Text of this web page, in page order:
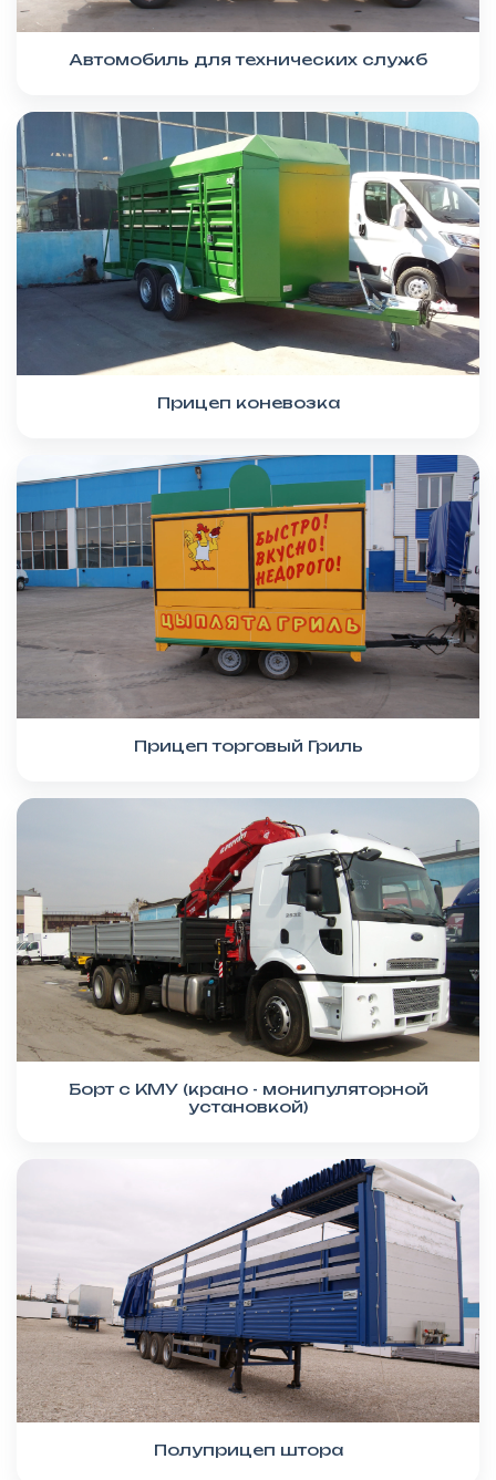
Автомобиль для технических служб
Прицеп коневозка
Прицеп торговый Гриль
Борт с КМУ (крано - монипуляторной
установкой)
Полуприцеп штора